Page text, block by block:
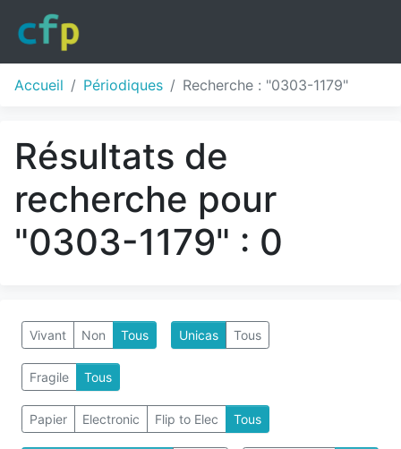
Accueil Périodiques Recherche : "0303-1179"
Résultats de
recherche pour
"0303-1179" : 0
Vivant Non Tous Unicas Tous
Fragile Tous
Papier Electronic Flip to Elec Tous